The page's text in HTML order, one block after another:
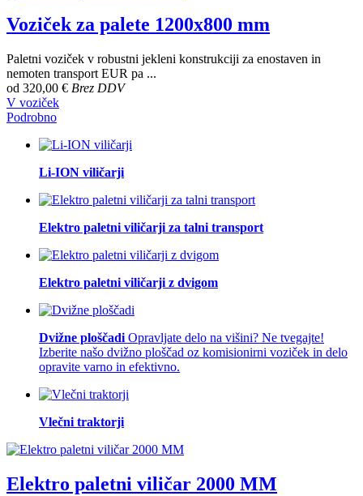
Voziček za palete 1200x800 mm
Paletni voziček v robustni jekleni konstrukciji za enostaven in
nemoten transport EUR pa ...
od 320,00 € Brez DDV
V voziček
Podrobno
Li-ION viličarji
Elektro paletni viličarji za talni transport
Elektro paletni viličarji z dvigom
Dvižne ploščadi Opravljate delo na višini? Ne tvegajte!
Izberite našo dvižno ploščad oz komisionirni voziček in delo
opravite varno in efektivno.
Vlečni traktorji
Elektro paletni viličar 2000 MM